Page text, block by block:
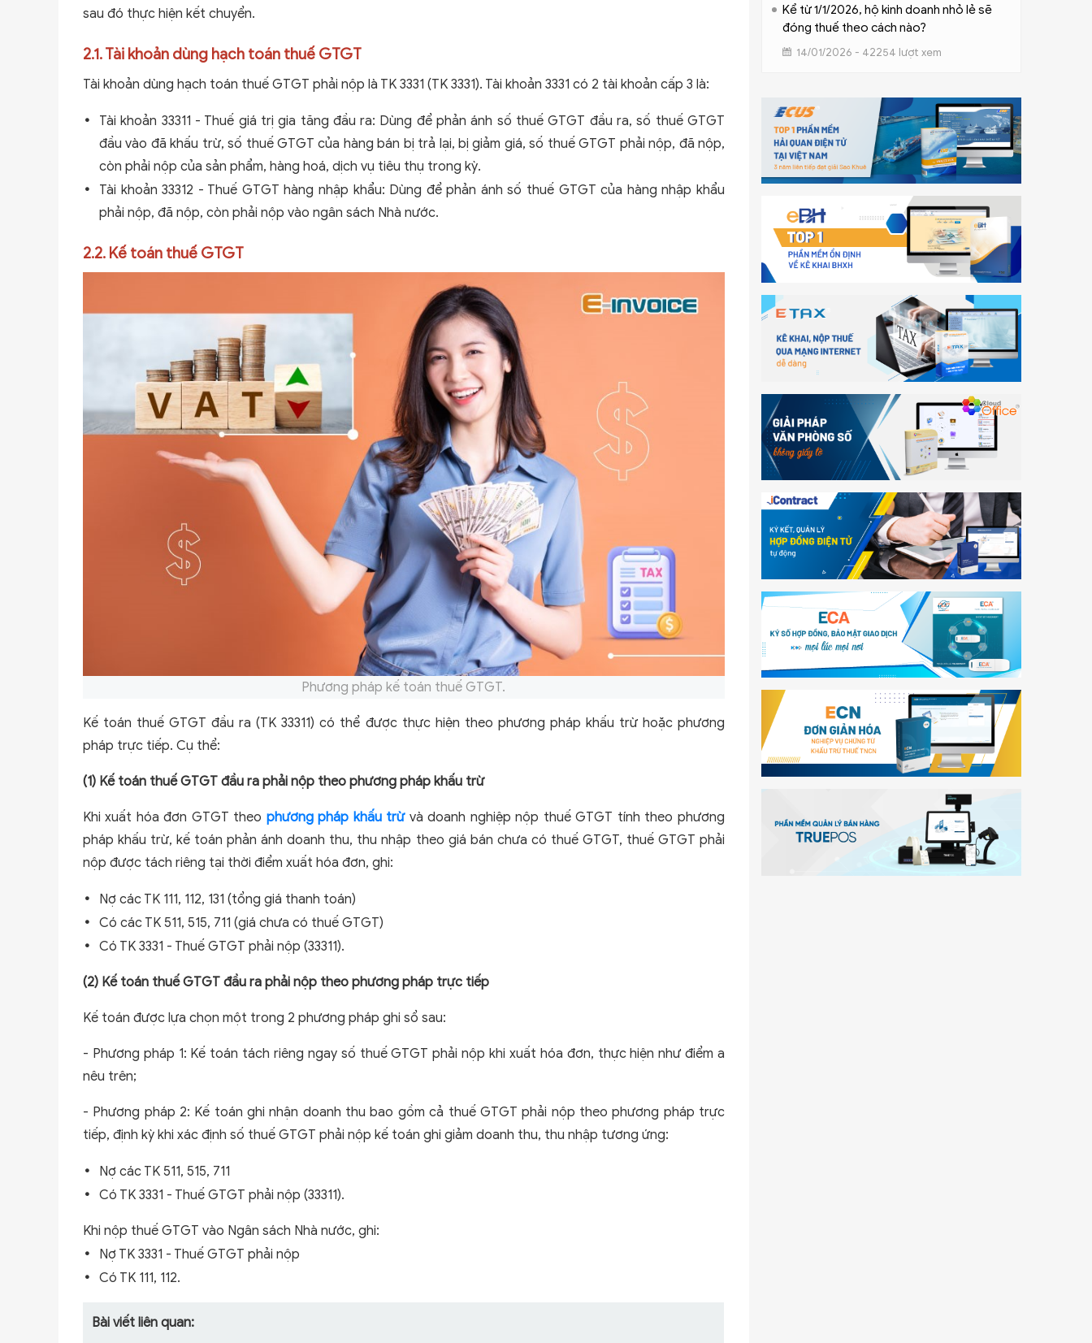
sau đó thực hiện kết chuyển.
2.1. Tài khoản dùng hạch toán thuế GTGT
Tài khoản dùng hạch toán thuế GTGT phải nộp là TK 3331 (TK 3331). Tài khoản 3331 có 2 tài khoản cấp 3 là:
Tài khoản 33311 - Thuế giá trị gia tăng đầu ra: Dùng để phản ánh số thuế GTGT đầu ra, số thuế GTGT
đầu vào đã khấu trừ, số thuế GTGT của hàng bán bị trả lại, bị giảm giá, số thuế GTGT phải nộp, đã nộp,
còn phải nộp của sản phẩm, hàng hoá, dịch vụ tiêu thụ trong kỳ.
Tài khoản 33312 - Thuế GTGT hàng nhập khẩu: Dùng để phản ánh số thuế GTGT của hàng nhập khẩu
phải nộp, đã nộp, còn phải nộp vào ngân sách Nhà nước.
2.2. Kế toán thuế GTGT
Phương pháp kế toán thuế GTGT.
Kế toán thuế GTGT đầu ra (TK 33311) có thể được thực hiện theo phương pháp khấu trừ hoặc phương
pháp trực tiếp. Cụ thể:
(1) Kế toán thuế GTGT đầu ra phải nộp theo phương pháp khấu trừ
Khi xuất hóa đơn GTGT theo phương pháp khấu trừvà doanh nghiệp nộp thuế GTGT tính theo phương
pháp khấu trừ, kế toán phản ánh doanh thu, thu nhập theo giá bán chưa có thuế GTGT, thuế GTGT phải
nộp được tách riêng tại thời điểm xuất hóa đơn, ghi:
Nợ các TK 111, 112, 131 (tổng giá thanh toán)
Có các TK 511, 515, 711 (giá chưa có thuế GTGT)
Có TK 3331 - Thuế GTGT phải nộp (33311).
(2) Kế toán thuế GTGT đầu ra phải nộp theo phương pháp trực tiếp
Kế toán được lựa chọn một trong 2 phương pháp ghi sổ sau:
- Phương pháp 1: Kế toán tách riêng ngay số thuế GTGT phải nộp khi xuất hóa đơn, thực hiện như điểm a
nêu trên;
- Phương pháp 2: Kế toán ghi nhận doanh thu bao gồm cả thuế GTGT phải nộp theo phương pháp trực
tiếp, định kỳ khi xác định số thuế GTGT phải nộp kế toán ghi giảm doanh thu, thu nhập tương ứng:
Nợ các TK 511, 515, 711
Có TK 3331 - Thuế GTGT phải nộp (33311).
Khi nộp thuế GTGT vào Ngân sách Nhà nước, ghi:
Nợ TK 3331 - Thuế GTGT phải nộp
Có TK 111, 112.
Bài viết liên quan:
Kể từ 1/1/2026, hộ kinh doanh nhỏ lẻ sẽ
đóng thuế theo cách nào?
14/01/2026 - 42254 lượt xem